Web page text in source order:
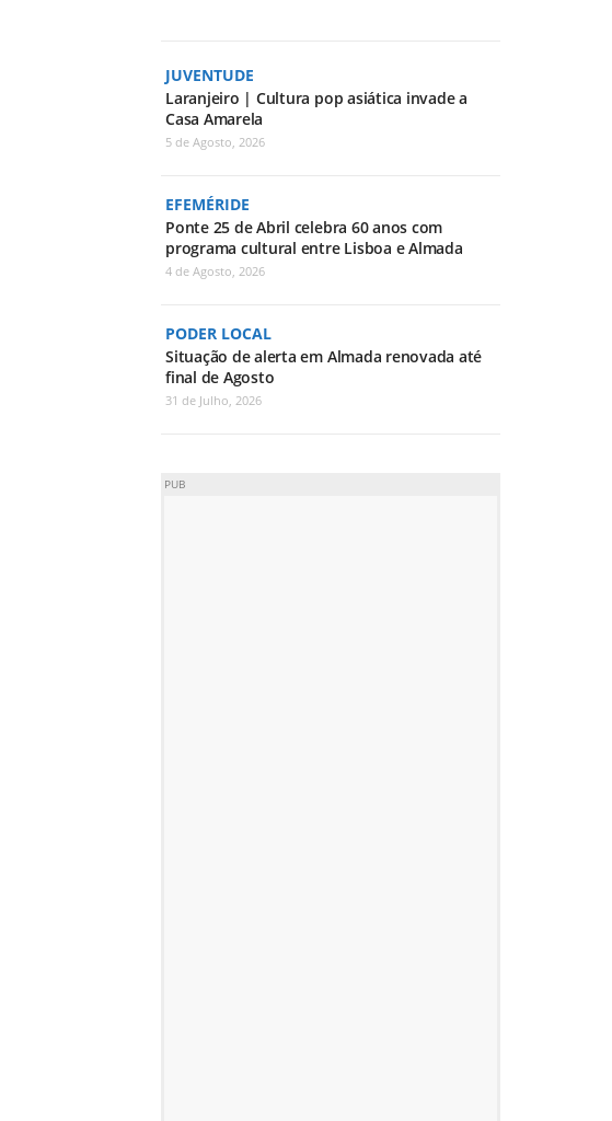
JUVENTUDE
Laranjeiro | Cultura pop asiática invade a
Casa Amarela
5 de Agosto, 2026
EFEMÉRIDE
Ponte 25 de Abril celebra 60 anos com
programa cultural entre Lisboa e Almada
4 de Agosto, 2026
PODER LOCAL
Situação de alerta em Almada renovada até
final de Agosto
31 de Julho, 2026
PUB